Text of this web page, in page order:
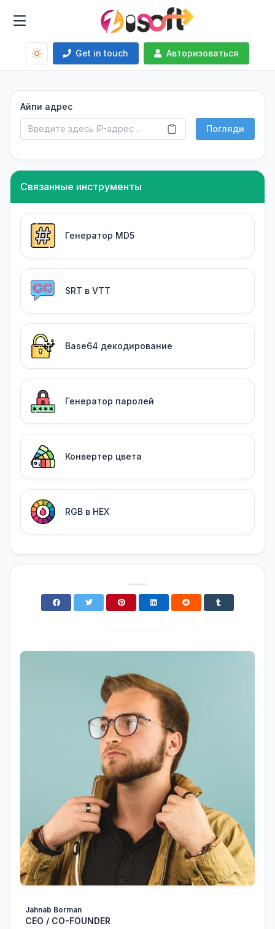
Get in touch Авторизоваться
Айпи адрес
Погляди
Связанные инструменты
Генератор MD5
SRT в VTT
Base64 декодирование
Генератор паролей
Конвертер цвета
RGB в HEX
Jahnab Borman
CEO / CO-FOUNDER